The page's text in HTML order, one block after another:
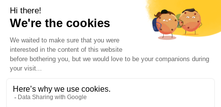
LANGUES
Français
English